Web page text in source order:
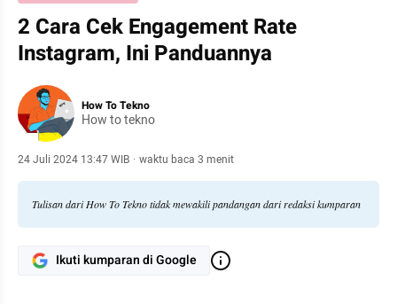
2 Cara Cek Engagement Rate
Instagram, Ini Panduannya
How To Tekno
How to tekno
24 Juli 2024 13:47 WIB · waktu baca 3 menit
Tulisan dari How To Tekno tidak mewakili pandangan dari redaksi kumparan
Ikuti kumparan di Google